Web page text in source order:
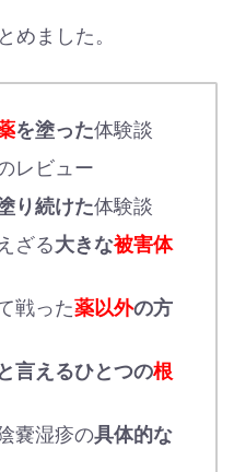
めました。
を塗った体験談
レビュー
り続けた体験談
ざる大きな被害体
戦った薬以外の方
言えるひとつの根
嚢湿疹の具体的な